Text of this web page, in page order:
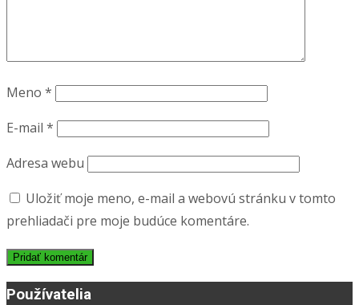
Meno *
E-mail *
Adresa webu
Uložiť moje meno, e-mail a webovú stránku v tomto
prehliadači pre moje budúce komentáre.
Používatelia